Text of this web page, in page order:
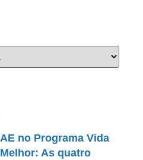
AE no Programa Vida
Melhor: As quatro